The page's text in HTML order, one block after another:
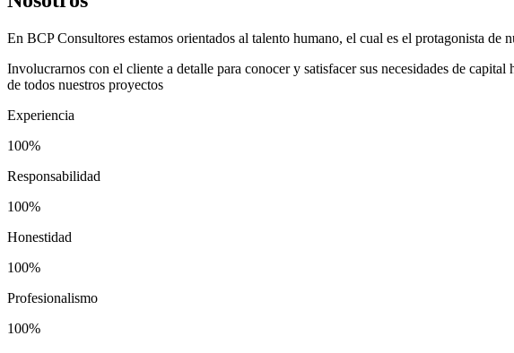
En BCP Consultores estamos orientados al talento humano, el cual es el protagonista de
Involucrarnos con el cliente a detalle para conocer y satisfacer sus necesidades de
de todos nuestros proyectos
Experiencia
100%
Responsabilidad
100%
Honestidad
100%
Profesionalismo
100%